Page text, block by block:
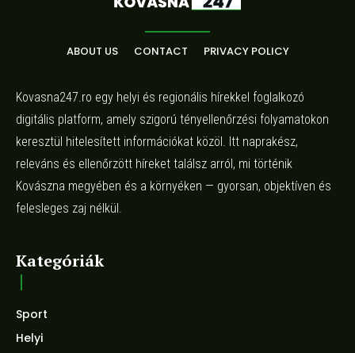
ABOUT US CONTACT PRIVACY POLICY
Kovasna247.ro egy helyi és regionális hírekkel foglalkozó
digitális platform, amely szigorú tényellenőrzési folyamatokon
keresztül hitelesített információkat közöl. Itt naprakész,
releváns és ellenőrzött híreket találsz arról, mi történik
Kovászna megyében és a környéken — gyorsan, objektíven és
felesleges zaj nélkül.
Kategóriák
Sport
Helyi